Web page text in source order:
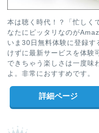
本は聴く時代！？「忙しく
なたにピッタリなのが
いま30日無料体験に登録
けずに最新サービスを体験
できちゃう楽しさは一度味
よ。非常におすすめです。
詳細ページ